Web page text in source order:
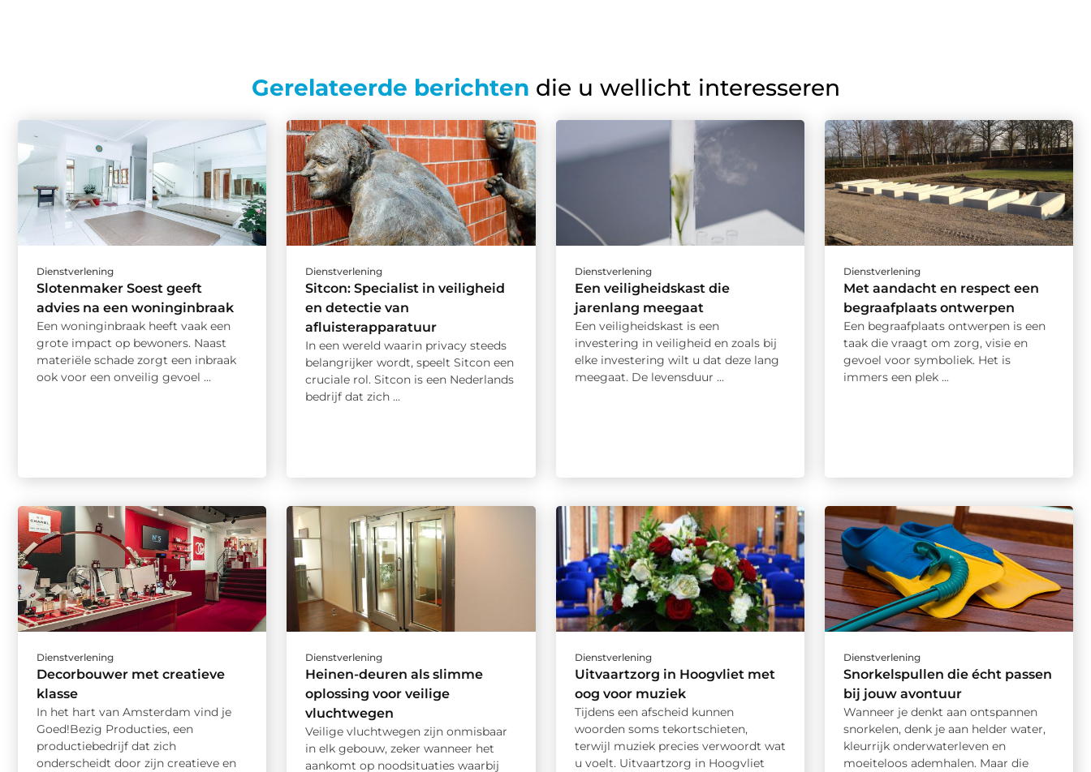
Gerelateerde berichten die u wellicht interesseren
Dienstverlening
Slotenmaker Soest geeft
advies na een woninginbraak
Een woninginbraak heeft vaak een
grote impact op bewoners. Naast
materiële schade zorgt een inbraak
ook voor een onveilig gevoel ...
Dienstverlening
Sitcon: Specialist in veiligheid
en detectie van
afluisterapparatuur
In een wereld waarin privacy steeds
belangrijker wordt, speelt Sitcon een
cruciale rol. Sitcon is een Nederlands
bedrijf dat zich ...
Dienstverlening
Een veiligheidskast die
jarenlang meegaat
Een veiligheidskast is een
investering in veiligheid en zoals bij
elke investering wilt u dat deze lang
meegaat. De levensduur ...
Dienstverlening
Met aandacht en respect een
begraafplaats ontwerpen
Een begraafplaats ontwerpen is een
taak die vraagt om zorg, visie en
gevoel voor symboliek. Het is
immers een plek ...
Dienstverlening
Decorbouwer met creatieve
klasse
In het hart van Amsterdam vind je
Goed!Bezig Producties, een
productiebedrijf dat zich
onderscheidt door zijn creatieve en
Dienstverlening
Heinen-deuren als slimme
oplossing voor veilige
vluchtwegen
Veilige vluchtwegen zijn onmisbaar
in elk gebouw, zeker wanneer het
aankomt op noodsituaties waarbij
Dienstverlening
Uitvaartzorg in Hoogvliet met
oog voor muziek
Tijdens een afscheid kunnen
woorden soms tekortschieten,
terwijl muziek precies verwoordt wat
u voelt. Uitvaartzorg in Hoogvliet
Dienstverlening
Snorkelspullen die écht passen
bij jouw avontuur
Wanneer je denkt aan ontspannen
snorkelen, denk je aan helder water,
kleurrijk onderwaterleven en
moeiteloos ademhalen. Maar die